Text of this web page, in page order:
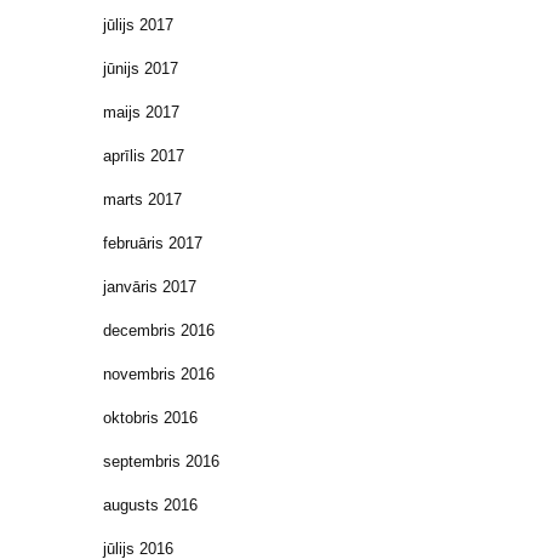
jūlijs 2017
jūnijs 2017
maijs 2017
aprīlis 2017
marts 2017
februāris 2017
janvāris 2017
decembris 2016
novembris 2016
oktobris 2016
septembris 2016
augusts 2016
jūlijs 2016